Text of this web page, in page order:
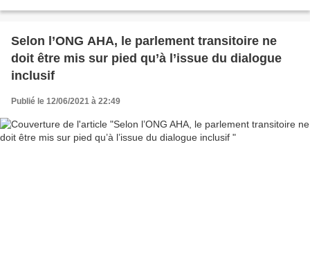
Selon l’ONG AHA, le parlement transitoire ne
doit être mis sur pied qu’à l’issue du dialogue
inclusif
Publié le 12/06/2021 à 22:49